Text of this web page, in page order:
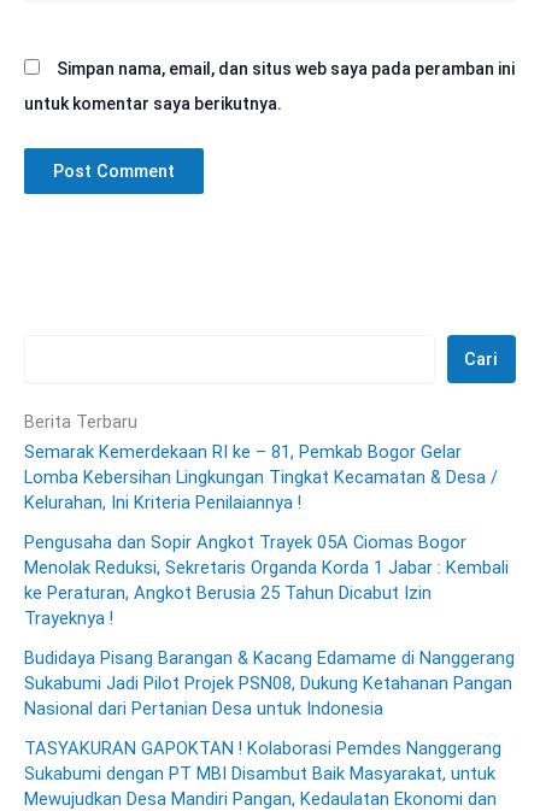
Simpan nama, email, dan situs web saya pada peramban ini
untuk komentar saya berikutnya.
Cari
Berita Terbaru
Semarak Kemerdekaan RI ke – 81, Pemkab Bogor Gelar
Lomba Kebersihan Lingkungan Tingkat Kecamatan & Desa /
Kelurahan, Ini Kriteria Penilaiannya !
Pengusaha dan Sopir Angkot Trayek 05A Ciomas Bogor
Menolak Reduksi, Sekretaris Organda Korda 1 Jabar : Kembali
ke Peraturan, Angkot Berusia 25 Tahun Dicabut Izin
Trayeknya !
Budidaya Pisang Barangan & Kacang Edamame di Nanggerang
Sukabumi Jadi Pilot Projek PSN08, Dukung Ketahanan Pangan
Nasional dari Pertanian Desa untuk Indonesia
TASYAKURAN GAPOKTAN ! Kolaborasi Pemdes Nanggerang
Sukabumi dengan PT MBI Disambut Baik Masyarakat, untuk
Mewujudkan Desa Mandiri Pangan, Kedaulatan Ekonomi dan